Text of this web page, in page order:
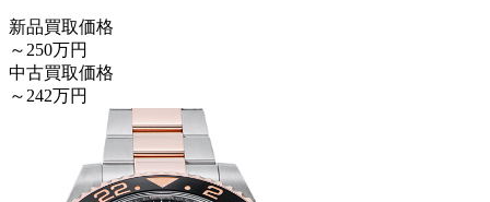
新品買取価格
～250万円
中古買取価格
～242万円